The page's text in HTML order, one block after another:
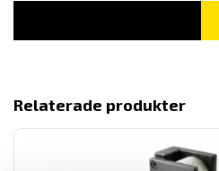
Relaterade produkter